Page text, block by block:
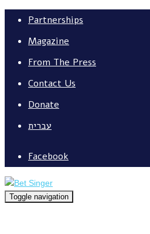
Partnerships
Magazine
From The Press
Contact Us
Donate
עברית
Facebook
Toggle navigation